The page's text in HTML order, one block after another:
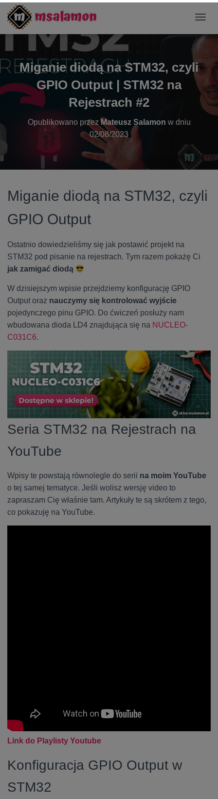
R
Z
Ą
A
C
J
Miganie diodą na STM32, czyli
GPIO Output | STM32 na
Rejestrach #2
Opublikowano przezMateusz Salamon w dniu
02/08/2023
Miganie diodą na STM32, czyli
GPIO Output
Ostatnio dowiedzieliśmy się jak postawić projekt na
STM32 pod pisanie na rejestrach. Tym razem pokażę Ci
jak zamigać diodą
W dzisiejszym wpisie przejdziemy konfigurację GPIO
Output oraz nauczymy się kontrolować wyjście
pojedynczego pinu GPIO. Do ćwiczeń posłuży nam
wbudowana dioda LD4 znajdująca się na NUCLEO-
C031C6.
Seria STM32 na Rejestrach na
YouTube
Wpisy te powstają równolegle do serii na moim YouTube
o tej samej tematyce. Jeśli wolisz wersję video to
zapraszam Cię właśnie tam. Artykuły te są skrótem z tego,
co pokazuję na YouTube.
Link do Playlisty Youtube
Konfiguracja GPIO Output w
STM32